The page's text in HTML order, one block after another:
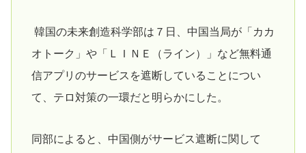
韓国の未来創造科学部は７日、中国当局が「カカ
オトーク」や「ＬＩＮＥ（ライン）」など無料通
信アプリのサービスを遮断していることについ
て、テロ対策の一環だと明らかにした。
同部によると、中国側がサービス遮断に関して